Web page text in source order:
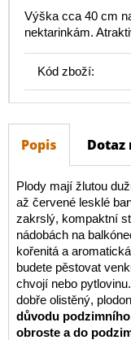
Výška cca 40 cm
nektarinkám.
Kód zboží:
Popis Dotaz
Plody mají žlutou
až červené lesklé
zakrslý, kompaktní
nádobách na
kořenitá a
budete pěstovat
chvojí nebo
dobře olistěný,
důvodu
obroste a do